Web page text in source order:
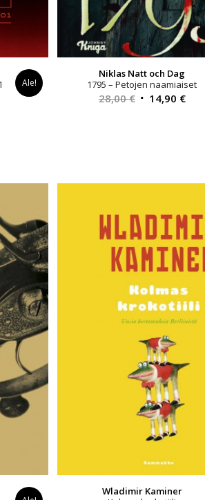
Ale!
Niklas Natt och Dag
1795 – Petojen naamiaiset
28,00€ Alkuperäinen
14,90 €
Wladimir Kaminer